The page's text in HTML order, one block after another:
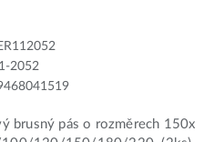
2052
brusný pás o rozměrech 150x